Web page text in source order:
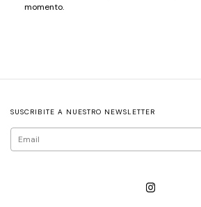
momento.
SUSCRIBITE A NUESTRO NEWSLETTER